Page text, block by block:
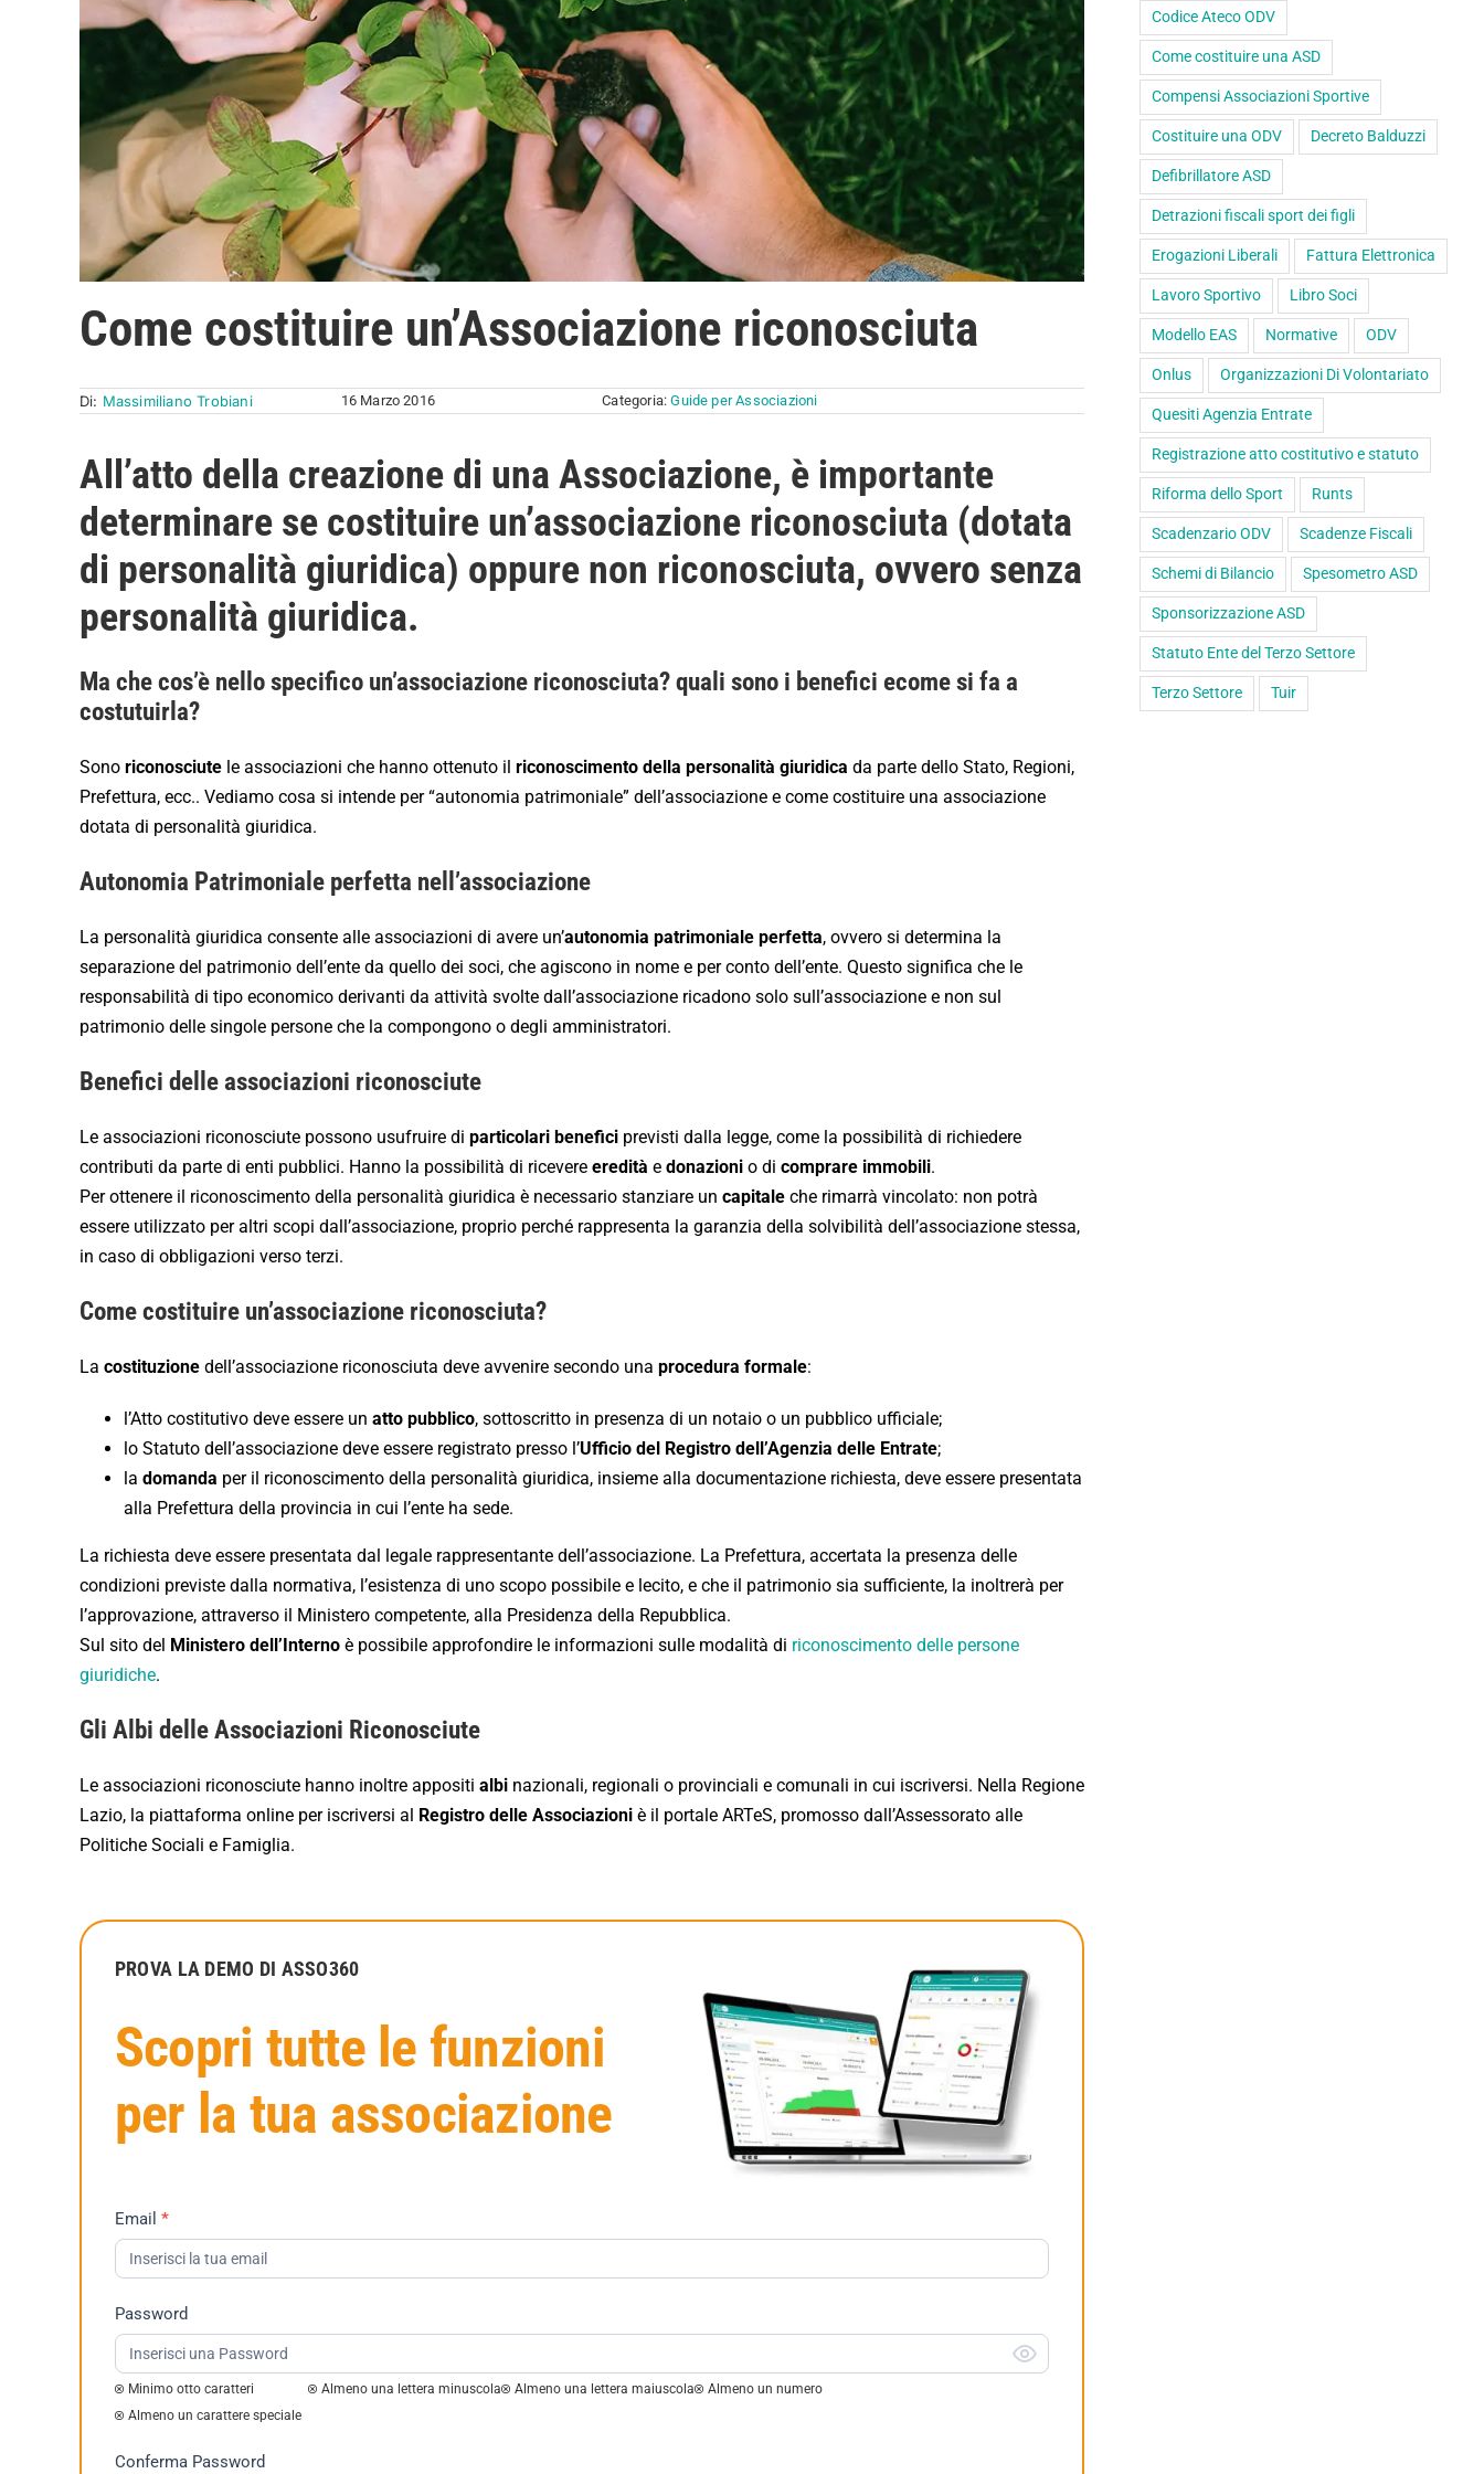
Come costituire un’Associazione riconosciuta
Di: Massimiliano Trobiani 16 Marzo 2016 Categoria:Guide per Associazioni
All’atto della creazione di una Associazione, è importante
determinare se costituire un’associazione riconosciuta (dotata
di personalità giuridica) oppure non riconosciuta, ovvero senza
personalità giuridica.
Ma che cos’è nello specifico un’associazione riconosciuta? quali sono i benefici ecome si fa a
costutuirla?
Sono riconosciutele associazioni che hanno ottenuto il riconoscimento della personalità giuridica da parte dello Stato, Regioni,
Prefettura, ecc.. Vediamo cosa si intende per “autonomia patrimoniale” dell’associazione e come costituire una associazione
dotata di personalità giuridica.
Autonomia Patrimoniale perfetta nell’associazione
La personalità giuridica consente alle associazioni di avere un’autonomia patrimoniale perfetta, ovvero si determina la
separazione del patrimonio dell’ente da quello dei soci, che agiscono in nome e per conto dell’ente. Questo significa che le
responsabilità di tipo economico derivanti da attività svolte dall’associazione ricadono solo sull’associazione e non sul
patrimonio delle singole persone che la compongono o degli amministratori.
Benefici delle associazioni riconosciute
Le associazioni riconosciute possono usufruire di particolari beneficiprevisti dalla legge, come la possibilità di richiedere
contributi da parte di enti pubblici. Hanno la possibilità di ricevere eredità e donazionio di comprare immobili.
Per ottenere il riconoscimento della personalità giuridica è necessario stanziare un capitaleche rimarrà vincolato: non potrà
essere utilizzato per altri scopi dall’associazione, proprio perché rappresenta la garanzia della solvibilità dell’associazione stessa,
in caso di obbligazioni verso terzi.
Come costituire un’associazione riconosciuta?
La costituzionedell’associazione riconosciuta deve avvenire secondo una procedura formale:
l’Atto costitutivo deve essere un atto pubblico, sottoscritto in presenza di un notaio o un pubblico ufficiale;
lo Statuto dell’associazione deve essere registrato presso l’Ufficio del Registro dell’Agenzia delle Entrate;
la domanda per il riconoscimento della personalità giuridica, insieme alla documentazione richiesta, deve essere presentata
alla Prefettura della provincia in cui l’ente ha sede.
La richiesta deve essere presentata dal legale rappresentante dell’associazione. La Prefettura, accertata la presenza delle
condizioni previste dalla normativa, l’esistenza di uno scopo possibile e lecito, e che il patrimonio sia sufficiente, la inoltrerà per
l’approvazione, attraverso il Ministero competente, alla Presidenza della Repubblica.
Sul sito del Ministero dell’Internoè possibile approfondire le informazioni sulle modalità di riconoscimento delle persone
giuridiche.
Gli Albi delle Associazioni Riconosciute
Le associazioni riconosciute hanno inoltre appositi albinazionali, regionali o provinciali e comunali in cui iscriversi. Nella Regione
Lazio, la piattaforma online per iscriversi al Registro delle Associazioni è il portale ARTeS, promosso dall’Assessorato alle
Politiche Sociali e Famiglia.
PROVA LA DEMO DI ASSO360
Scopri tutte le funzioni
per la tua associazione
Richiesta
Demo
2023
Email *
Password
Minimo otto caratteri Almeno una lettera minuscola Almeno una lettera maiuscola
Almeno un numero
Almeno un carattere speciale
Conferma Password
Codice Ateco ODV
Come costituire una ASD
Compensi Associazioni Sportive
Costituire una ODV Decreto Balduzzi
Defibrillatore ASD
Detrazioni fiscali sport dei figli
Erogazioni Liberali Fattura Elettronica
Lavoro Sportivo Libro Soci
Modello EAS Normative ODV
Onlus Organizzazioni Di Volontariato
Quesiti Agenzia Entrate
Registrazione atto costitutivo e statuto
Riforma dello Sport Runts
Scadenzario ODV Scadenze Fiscali
Schemi di Bilancio Spesometro ASD
Sponsorizzazione ASD
Statuto Ente del Terzo Settore
Terzo Settore Tuir